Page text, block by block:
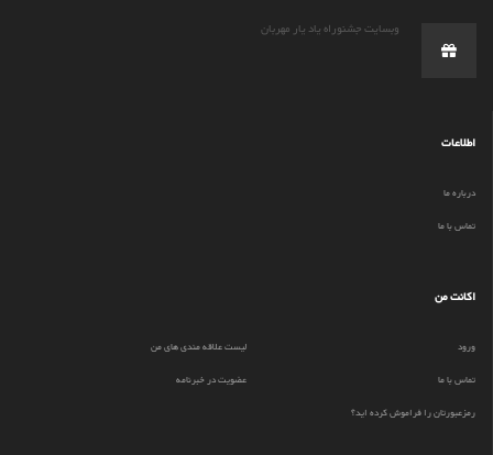
وبسایت جشنوراه یاد یار مهربان
اطلاعات
درباره ما
تماس با ما
اکانت من
ورود
لیست علاقه مندی های من
تماس با ما
عضویت در خبرنامه
رمزعبورتان را فراموش کرده اید؟